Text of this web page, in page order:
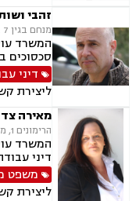
זהבי
מנחם בגין 7 בית גיבור ספורט, רמת-גן
המשרד
סכסוכים
זכויות
אגודות
נחלות
מסחרי,
דיני
ליצירת
מאירה
הרימונים 1, מושב ציפורי
המשרד
דיני
משפט
ליצירת